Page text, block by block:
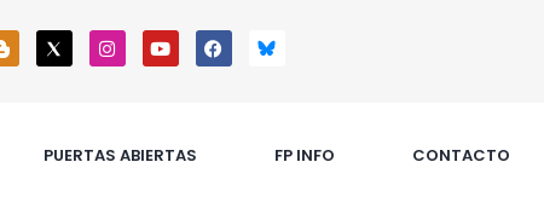
PUERTAS ABIERTAS FP INFO CONTACTO